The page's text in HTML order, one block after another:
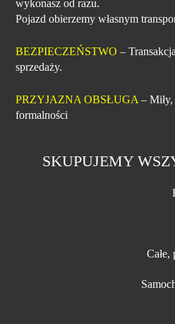
wykonasz od razu.
Pojazd obierzemy własnym
BEZPIECZEŃSTWO –
sprzedaży.
PRZYJAZNA OBSŁUGA –
formalności
SKUPUJEMY